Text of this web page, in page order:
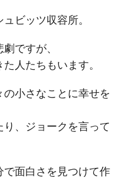
ビッツ収容所。
ですが、
人たちもいます。
小さなことに幸せを
、ジョークを言って
面白さを見つけて作